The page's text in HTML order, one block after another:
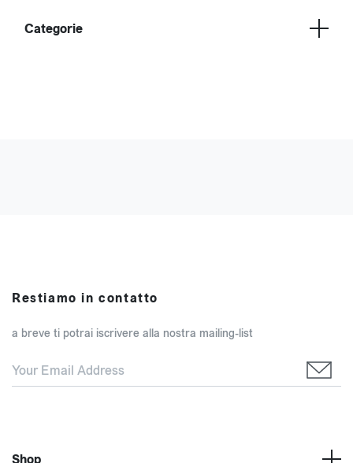
Categorie
Restiamo in contatto
a breve ti potrai iscrivere alla nostra mailing-list
Shop